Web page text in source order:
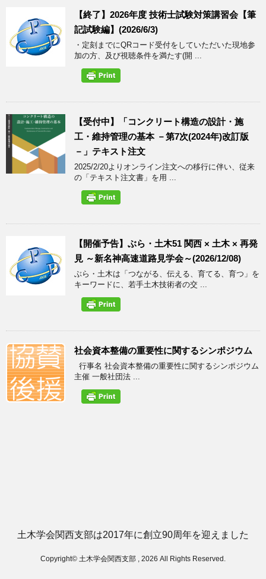
【終了】2026年度 技術士試験対策講習会【筆
記試験編】(2026/6/3)
・定刻までにQRコード受付をしていただいた現地参
加の方、及び視聴条件を満たす(開 ...
【受付中】「コンクリート構造の設計・施
工・維持管理の基本 －第7次(2024年)改訂版
－」テキスト注文
2025/2/20よりオンライン注文への移行に伴い、従来
の「テキスト注文書」を用 ...
【開催予告】ぶら・土木51 関西 × 土木 × 再発
見 ～新名神高速道路見学会～(2026/12/08)
ぶら・土木は「つながる、伝える、育てる、育つ」を
キーワードに、若手土木技術者の交 ...
社会資本整備の重要性に関するシンポジウム
行事名 社会資本整備の重要性に関するシンポジウム
主催 一般社団法 ...
土木学会関西支部は2017年に創立90周年を迎えました
Copyright© 土木学会関西支部 , 2026 All Rights Reserved.